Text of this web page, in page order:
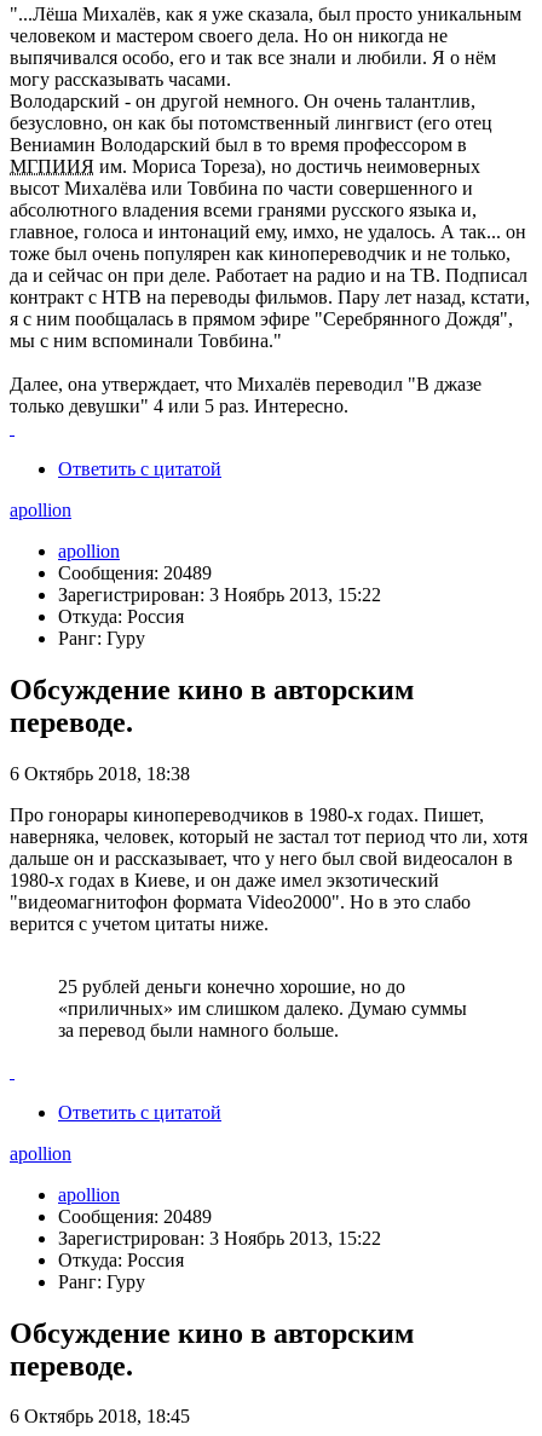
"...Лёша Михалёв, как я уже сказала, был просто уникальным
человеком и мастером своего дела. Но он никогда не
выпячивался особо, его и так все знали и любили. Я о нём
могу рассказывать часами.
Володарский - он другой немного. Он очень талантлив,
безусловно, он как бы потомственный лингвист (его отец
Вениамин Володарский был в то время профессором в
МГПИИЯ им. Мориса Тореза), но достичь неимоверных
высот Михалёва или Товбина по части совершенного и
абсолютного владения всеми гранями русского языка и,
главное, голоса и интонаций ему, имхо, не удалось. А так... он
тоже был очень популярен как кинопереводчик и не только,
да и сейчас он при деле. Работает на радио и на ТВ. Подписал
контракт с НТВ на переводы фильмов. Пару лет назад, кстати,
я с ним пообщалась в прямом эфире "Серебрянного Дождя",
мы с ним вспоминали Товбина."
Далее, она утверждает, что Михалёв переводил "В джазе
только девушки" 4 или 5 раз. Интересно.
Ответить с цитатой
apollion
apollion
Сообщения: 20489
Зарегистрирован: 3 Ноябрь 2013, 15:22
Откуда: Россия
Ранг: Гуру
Обсуждение кино в авторским
переводе.
6 Октябрь 2018, 18:38
Про гонорары кинопереводчиков в 1980-х годах. Пишет,
наверняка, человек, который не застал тот период что ли, хотя
дальше он и рассказывает, что у него был свой видеосалон в
1980-х годах в Киеве, и он даже имел экзотический
"видеомагнитофон формата Video2000". Но в это слабо
верится с учетом цитаты ниже.
25 рублей деньги конечно хорошие, но до
«приличных» им слишком далеко. Думаю суммы
за перевод были намного больше.
Ответить с цитатой
apollion
apollion
Сообщения: 20489
Зарегистрирован: 3 Ноябрь 2013, 15:22
Откуда: Россия
Ранг: Гуру
Обсуждение кино в авторским
переводе.
6 Октябрь 2018, 18:45